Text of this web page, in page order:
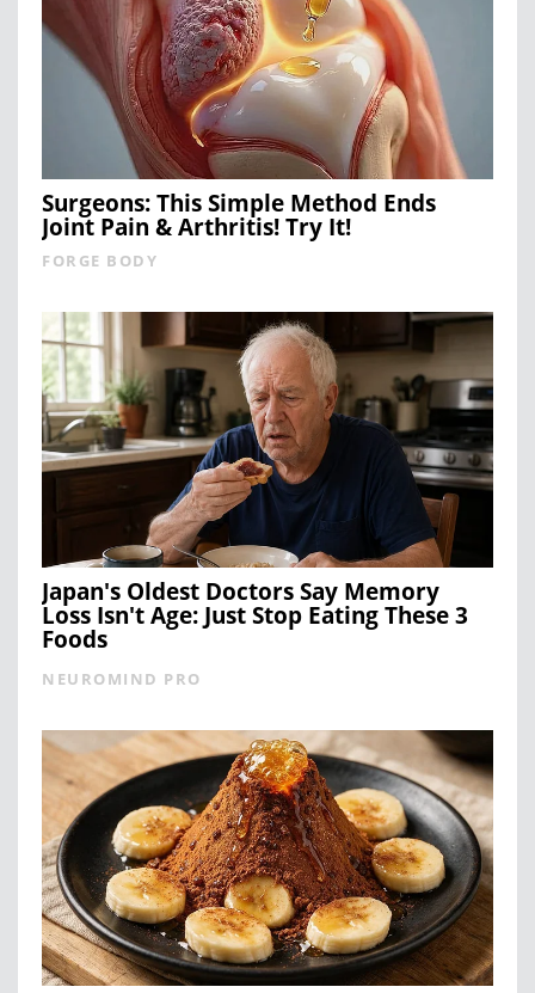
Surgeons: This Simple Method Ends
Joint Pain & Arthritis! Try It!
FORGE BODY
Japan's Oldest Doctors Say Memory
Loss Isn't Age: Just Stop Eating These 3
Foods
NEUROMIND PRO